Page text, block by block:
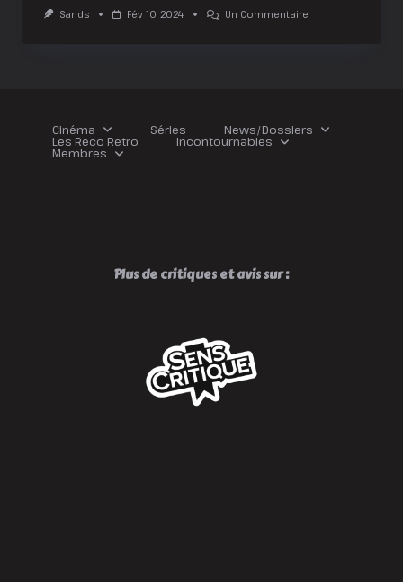
Sands Fév 10, 2024 Un Commentaire
!
Cinéma Séries News/Dossiers
Les Reco Retro Incontournables
Membres
Plus de critiques et avis sur :